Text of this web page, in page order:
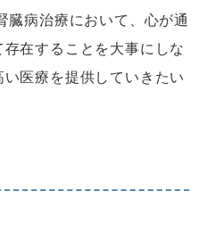
臓病治療において、心が通
在することを大事にしな
医療を提供していきたい